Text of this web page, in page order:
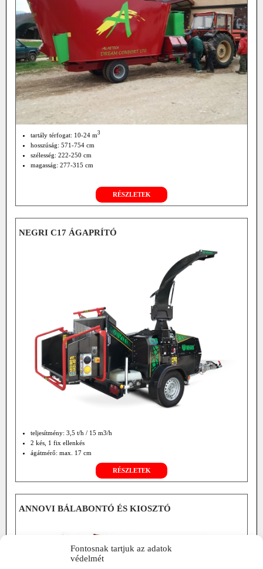
Fontosnak tartjuk az adatok
védelmét
tartály térfogat: 10-24 m3
hosszúság: 571-754 cm
szélesség: 222-250 cm
magasság: 277-315 cm
RÉSZLETEK
NEGRI C17 ÁGAPRÍTÓ
teljesítmény: 3,5 t/h / 15 m3/h
2 kés, 1 fix ellenkés
ágátmérő: max. 17 cm
RÉSZLETEK
ANNOVI BÁLABONTÓ ÉS KIOSZTÓ